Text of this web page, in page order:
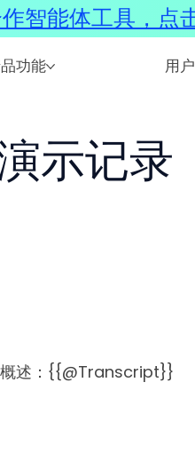
功能 用
示记录
概述：{{@Transcript}}
智能体工具，点